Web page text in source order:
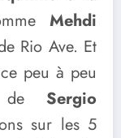
Mehdi
Rio Ave. Et
peu à peu
de Sergio
sur les 5